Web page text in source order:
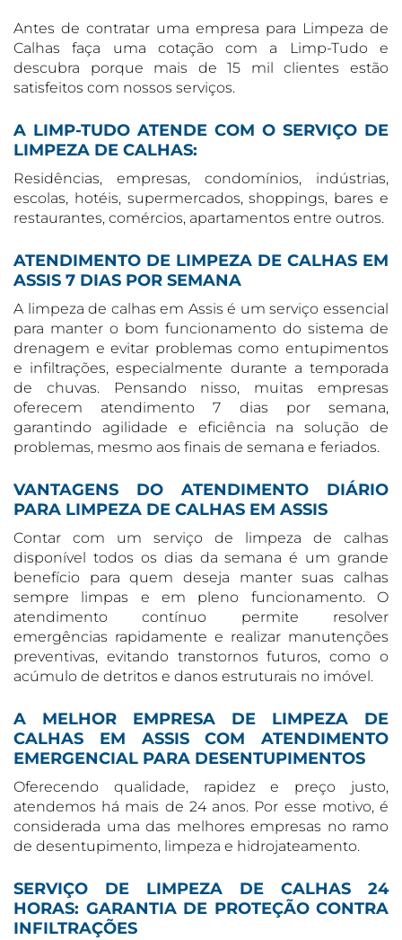
Antes de contratar uma empresa para Limpeza de
Calhas faça uma cotação com a Limp-Tudo e
descubra porque mais de 15 mil clientes estão
satisfeitos com nossos serviços.
A LIMP-TUDO ATENDE COM O SERVIÇO DE
LIMPEZA DE CALHAS:
Residências, empresas, condomínios, indústrias,
escolas, hotéis, supermercados, shoppings, bares e
restaurantes, comércios, apartamentos entre outros.
ATENDIMENTO DE LIMPEZA DE CALHAS EM
ASSIS 7 DIAS POR SEMANA
A limpeza de calhas em Assis é um serviço essencial
para manter o bom funcionamento do sistema de
drenagem e evitar problemas como entupimentos
e infiltrações, especialmente durante a temporada
de chuvas. Pensando nisso, muitas empresas
oferecem atendimento 7 dias por semana,
garantindo agilidade e eficiência na solução de
problemas, mesmo aos finais de semana e feriados.
VANTAGENS DO ATENDIMENTO DIÁRIO
PARA LIMPEZA DE CALHAS EM ASSIS
Contar com um serviço de limpeza de calhas
disponível todos os dias da semana é um grande
benefício para quem deseja manter suas calhas
sempre limpas e em pleno funcionamento. O
atendimento contínuo permite resolver
emergências rapidamente e realizar manutenções
preventivas, evitando transtornos futuros, como o
acúmulo de detritos e danos estruturais no imóvel.
A MELHOR EMPRESA DE LIMPEZA DE
CALHAS EM ASSIS COM ATENDIMENTO
EMERGENCIAL PARA DESENTUPIMENTOS
Oferecendo qualidade, rapidez e preço justo,
atendemos há mais de 24 anos. Por esse motivo, é
considerada uma das melhores empresas no ramo
de desentupimento, limpeza e hidrojateamento.
SERVIÇO DE LIMPEZA DE CALHAS 24
HORAS: GARANTIA DE PROTEÇÃO CONTRA
INFILTRAÇÕES